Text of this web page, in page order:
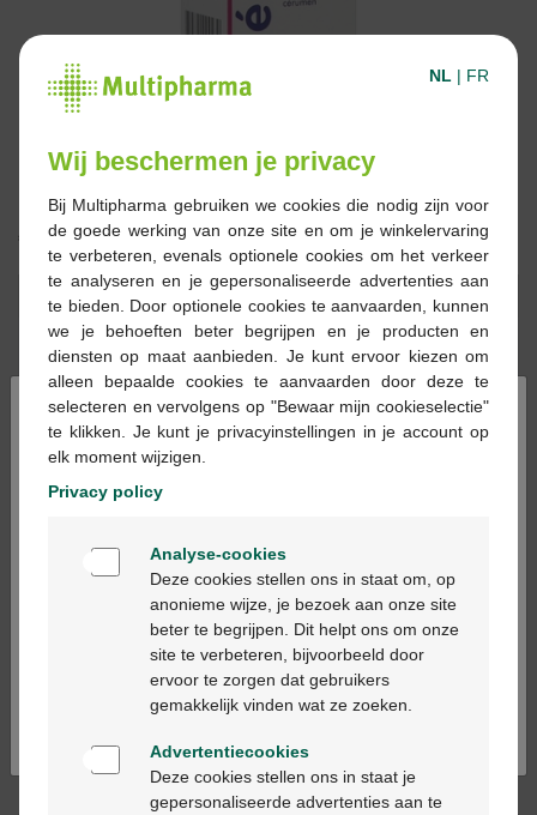
€ 8,93
Bestellen Reserveren
Op voorraad online
- + In winkelmandje
Max. aantal = 12
werkdag geleverd
levering in je Multipharma apotheek
levering thuis vanaf €55
betalen
Klantendienstvia chat ofcontactformulier
Productbeschrijving
×
Bienvenue
Ga verder in het nederlands
Continuez en français
NL | FR
Wij beschermen je privacy
Bij Multipharma gebruiken we cookies die nodig zijn voor
de goede werking van onze site en om je winkelervaring
te verbeteren, evenals optionele cookies om het verkeer
te analyseren en je gepersonaliseerde advertenties aan
te bieden. Door optionele cookies te aanvaarden, kunnen
we je behoeften beter begrijpen en je producten en
diensten op maat aanbieden. Je kunt ervoor kiezen om
alleen bepaalde cookies te aanvaarden door deze te
selecteren en vervolgens op "Bewaar mijn cookieselectie"
te klikken. Je kunt je privacyinstellingen in je account op
elk moment wijzigen.
Privacy policy
Analyse-cookies
Deze cookies stellen ons in staat om, op
anonieme wijze, je bezoek aan onze site
beter te begrijpen. Dit helpt ons om onze
site te verbeteren, bijvoorbeeld door
ervoor te zorgen dat gebruikers
gemakkelijk vinden wat ze zoeken.
Advertentiecookies
Deze cookies stellen ons in staat je
gepersonaliseerde advertenties aan te